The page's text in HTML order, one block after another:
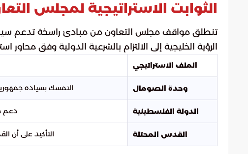
الثوابت الاستراتيجية لمجلس
تنطلق مواقف مجلس التعاون من مبادئ راسخة تدعم
الرؤية الخليجية إلى الالتزام بالشرعية الدولية وفق محاور
الملف الاستراتيجي
وحدة الصومال التمسك بسيادة
الدولة الفلسطينية دعم
القدس المحتلة التأكيد على أن